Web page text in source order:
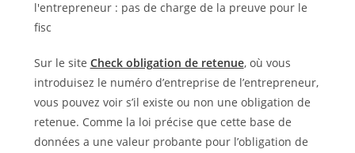
Sur le site Check obligation de retenue, où vous
introduisez le numéro d’entreprise de l’entrepreneur,
vous pouvez voir s’il existe ou non une obligation de
retenue. Comme la loi précise que cette base de
données a une valeur probante pour l’obligation de